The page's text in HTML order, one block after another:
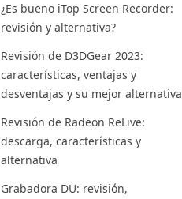
¿Es bueno iTop Screen Recorder:
revisión y alternativa?
Revisión de D3DGear 2023:
características, ventajas y
desventajas y su mejor alternativa
Revisión de Radeon ReLive:
descarga, características y
alternativa
Grabadora DU: revisión,